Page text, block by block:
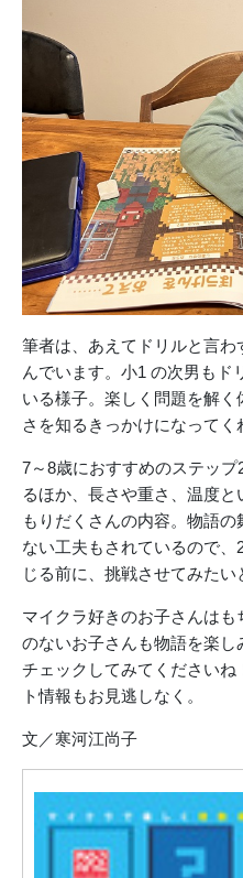
筆者は、あえてドリルと言
んでいます。小1 の次男もド
いる様子。楽しく問題を解
さを知るきっかけになってく
7～8歳におすすめのステッ
るほか、長さや重さ、温度と
もりだくさんの内容。物語
ない工夫もされているので
じる前に、挑戦させてみたい
マイクラ好きのお子さんは
のないお子さんも物語を楽
チェックしてみてください
ト情報もお見逃しなく。
文／寒河江尚子